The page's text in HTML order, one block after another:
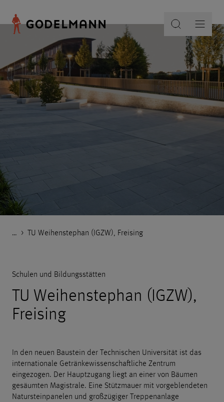
… Godelmann.de
> Referenzen
> Öffentliche Einrichtungen
> Schulen und Bildungsstätten
> TU Weihenstephan (IGZW), Freising
Schulen und Bildungsstätten
TU Weihenstephan (IGZW),
Freising
In den neuen Baustein der Technischen Universität ist das
internationale Getränkewissenschaftliche Zentrum
eingezogen. Der Hauptzugang liegt an einer von Bäumen
gesäumten Magistrale. Eine Stützmauer mit vorgeblendeten
Natursteinpanelen und großzügiger Treppenanlage